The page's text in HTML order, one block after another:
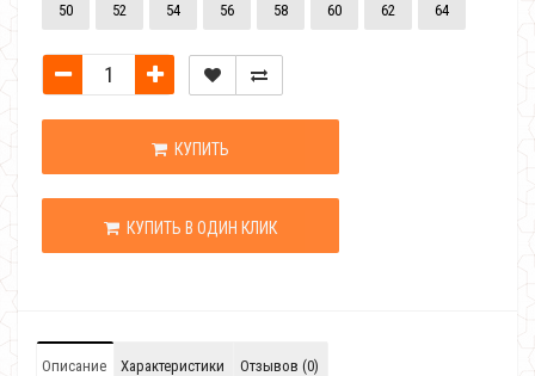
50 52 54 56 58 60 62 64
КУПИТЬ
КУПИТЬ В ОДИН КЛИК
Описание Характеристики Отзывов (0)